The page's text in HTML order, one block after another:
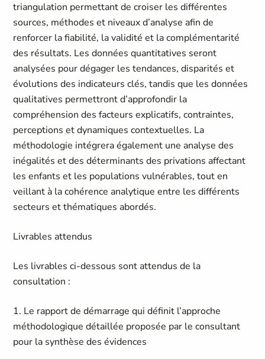
triangulation permettant de croiser les différentes
sources, méthodes et niveaux d’analyse afin de
renforcer la fiabilité, la validité et la complémentarité
des résultats. Les données quantitatives seront
analysées pour dégager les tendances, disparités et
évolutions des indicateurs clés, tandis que les données
qualitatives permettront d’approfondir la
compréhension des facteurs explicatifs, contraintes,
perceptions et dynamiques contextuelles. La
méthodologie intégrera également une analyse des
inégalités et des déterminants des privations affectant
les enfants et les populations vulnérables, tout en
veillant à la cohérence analytique entre les différents
secteurs et thématiques abordés.
Livrables attendus
Les livrables ci-dessous sont attendus de la
consultation :
1. Le rapport de démarrage qui définit l’approche
méthodologique détaillée proposée par le consultant
pour la synthèse des évidences